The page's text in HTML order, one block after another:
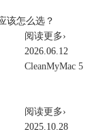
该怎么选？
阅读更多›
2026.06.12
CleanMyMac 5
阅读更多›
2025.10.28